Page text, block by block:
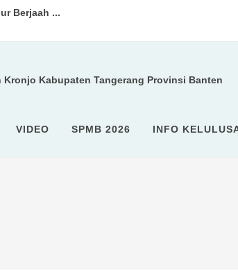
Berjaah ...
pada kegiatan ROHIS...
Kronjo Kabupaten Tangerang Provinsi Banten
VIDEO SPMB 2026 INFO